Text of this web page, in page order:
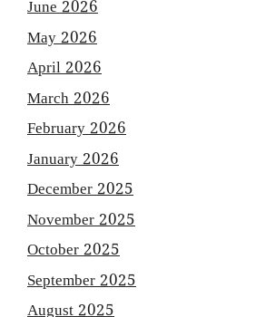
June 2026
May 2026
April 2026
March 2026
February 2026
January 2026
December 2025
November 2025
October 2025
September 2025
August 2025